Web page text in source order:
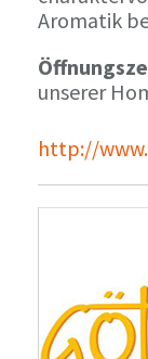
Aromatik
unserer
http://